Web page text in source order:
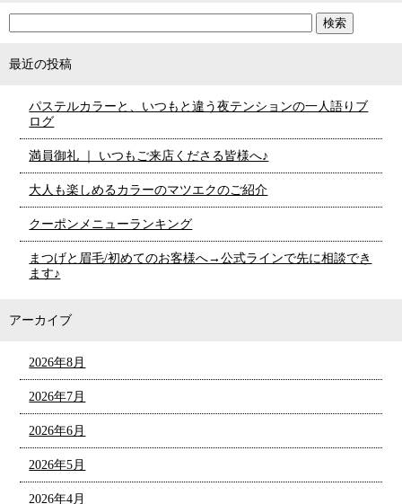
最近の投稿
パステルカラーと、いつもと違う夜テンションの一人語りブ
ログ
満員御礼 ｜ いつもご来店くださる皆様へ♪
大人も楽しめるカラーのマツエクのご紹介
クーポンメニューランキング
まつげと眉毛/初めてのお客様へ→公式ラインで先に相談でき
ます♪
アーカイブ
2026年8月
2026年7月
2026年6月
2026年5月
2026年4月